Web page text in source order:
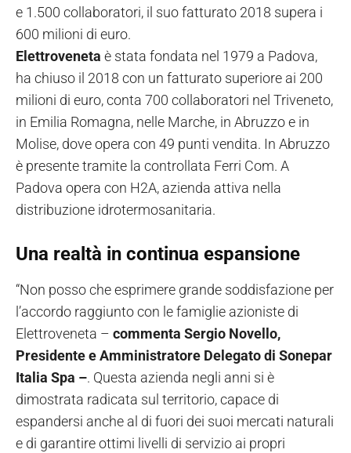
e 1.500 collaboratori, il suo fatturato 2018 supera i
600 milioni di euro.
Elettroveneta è stata fondata nel 1979 a Padova,
ha chiuso il 2018 con un fatturato superiore ai 200
milioni di euro, conta 700 collaboratori nel Triveneto,
in Emilia Romagna, nelle Marche, in Abruzzo e in
Molise, dove opera con 49 punti vendita. In Abruzzo
è presente tramite la controllata Ferri Com. A
Padova opera con H2A, azienda attiva nella
distribuzione idrotermosanitaria.
Una realtà in continua espansione
“Non posso che esprimere grande soddisfazione per
l’accordo raggiunto con le famiglie azioniste di
Elettroveneta – commenta Sergio Novello,
Presidente e Amministratore Delegato di Sonepar
Italia Spa –. Questa azienda negli anni si è
dimostrata radicata sul territorio, capace di
espandersi anche al di fuori dei suoi mercati naturali
e di garantire ottimi livelli di servizio ai propri